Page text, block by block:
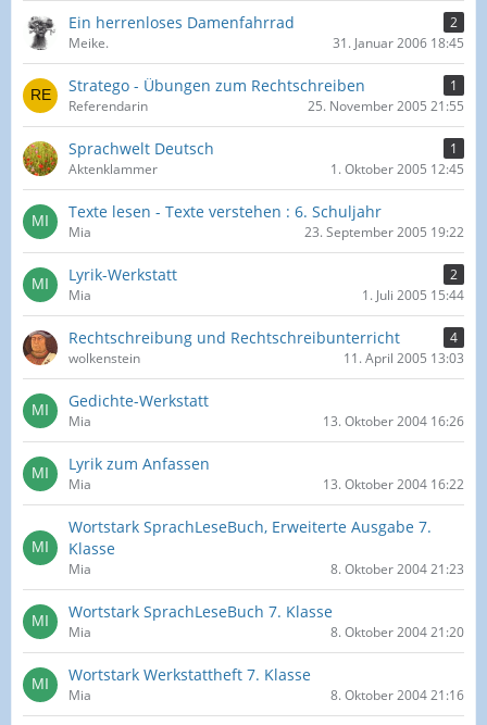
Ein herrenloses Damenfahrrad
2
Meike.
31. Januar 2006 18:45
Stratego - Übungen zum Rechtschreiben
1
Referendarin
25. November 2005 21:55
Sprachwelt Deutsch
1
Aktenklammer
1. Oktober 2005 12:45
Texte lesen - Texte verstehen : 6. Schuljahr
Mia 23. September 2005 19:22
Lyrik-Werkstatt
2
Mia
1. Juli 2005 15:44
Rechtschreibung und Rechtschreibunterricht
4
wolkenstein
11. April 2005 13:03
Gedichte-Werkstatt
Mia 13. Oktober 2004 16:26
Lyrik zum Anfassen
Mia 13. Oktober 2004 16:22
Wortstark SprachLeseBuch, Erweiterte Ausgabe 7.
Klasse
Mia 8. Oktober 2004 21:23
Wortstark SprachLeseBuch 7. Klasse
Mia 8. Oktober 2004 21:20
Wortstark Werkstattheft 7. Klasse
Mia 8. Oktober 2004 21:16